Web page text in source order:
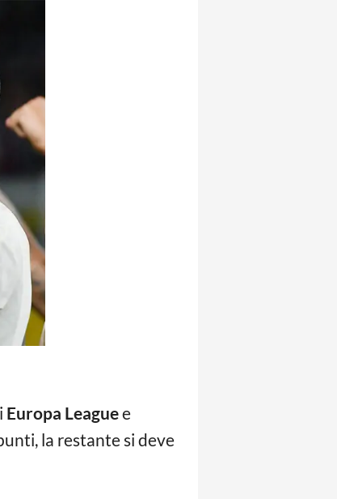
Europa Leaguee
la restante si deve